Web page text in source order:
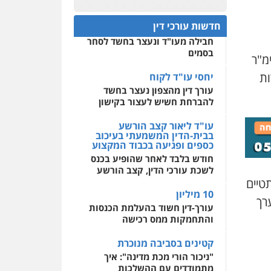
פלילי פשיעה חמורה
מעצרים וחקירות
0505212444
עו"ד אסף גונן
פלילי פשע חמור תעבורה
צבא מעצרים וחקירות
גל דהן – משרד עורך דין
פלילי
פלילי פשיעה חמורה
0544723840
גיל פרידמן – משרד עו"ד
וחקירות מחיקת רישום פלילי
0503366733
0522508109
אחסון אתרים
לעורכי דין
אסירים עבירות מין
שירותים מקצועיים לעורכי
דין
0544500346
חדשות עורכי דין
חפץ חשוד
עצור בתיק ניסיון רצח קיבל
חבילה מעו"ד ונעצר בחשד לסחר
בסמים
יחסי עו"ד לקוח
עורך דין מהצפון נעצר בחשד
להברחת חשיש לעצור בקישון
עו"ד ליאור קצב הורשע
בבית-הדין המשמעתי בעיכוב
כספים ופגיעה בכבוד המקצוע
חודש בלבד לאחר שהופיע בכנס
לשכת עורכי הדין, קצב הורשע
10 מיליון
עורך-דין חשוד בהעלמת הכנסות
והתחמקות ממס רכישה
קטינים בסביבה מנוכרת
"ניכור הורי מכת מדינה": איך
מתמודדים עם ההשלכות